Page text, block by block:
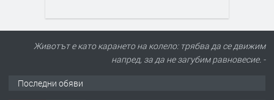
Животът е като карането на колело: трябва да се движим
напред, за да не загубим равновесие. -
Последни обяви